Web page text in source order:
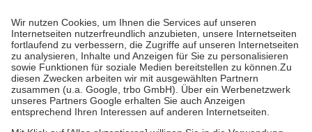
Grundsätzlich leisten Mitglieder Zuzahlungen in Höhe von zehn
Prozent des Abgabepreises,mindestensjedochfünf Euround
höchstens zehn Euro.Es sind jedoch nie mehr als die tatsächlichen
Kosten der Leistung zu entrichten.
Diese Regeln gelten grundsätzlich auch für Online-Apotheken.
Bei Heilmitteln und häuslicher Krankenpflege beträgt die
Zuzahlung zehn Prozent der Kosten sowie zehn Euro je